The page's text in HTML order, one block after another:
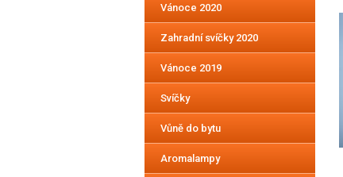
Vánoce 2020
Zahradní svíčky 2020
Vánoce 2019
Svíčky
Vůně do bytu
Aromalampy